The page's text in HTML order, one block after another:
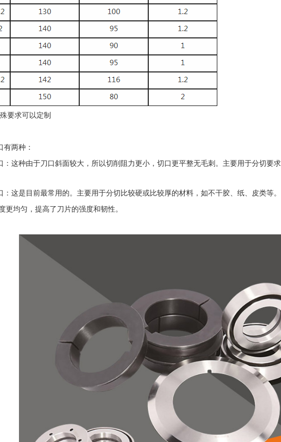
要求可以定制
有两种：
：这种由于刀口斜面较大，所以切削阻力更小，切口更平整无毛刺。主要用于分切要
：这是目前最常用的。主要用于分切比较硬或比较厚的材料，如不干胶、纸、皮类等。
更均匀，提高了刀片的强度和韧性。